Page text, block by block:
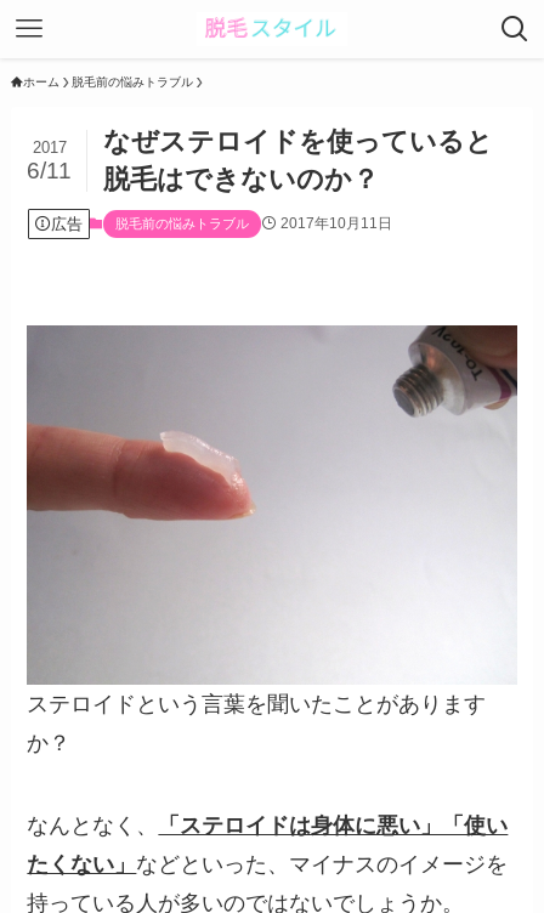
ホーム 脱毛前の悩みトラブル
なぜステロイドを使っていると
脱毛はできないのか？
2017
6/11
広告 脱毛前の悩みトラブル 2017年10月11日
ステロイドという言葉を聞いたことがあります
か？
なんとなく、
「ステロイドは身体に悪い」「使い
たくない」 などといった、マイナスのイメージを
持っている人が多いのではないでしょうか。